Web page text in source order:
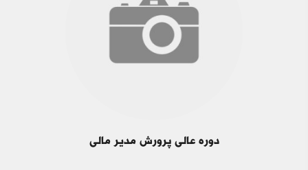
دوره عالی پرورش مدیر مالی